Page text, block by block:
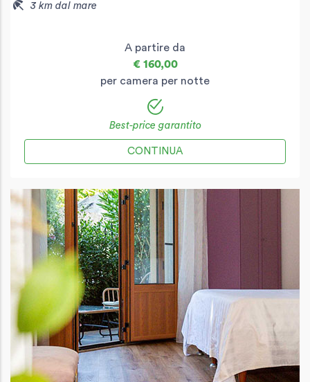
3 km dal mare
A partire da
€ 160,00
per camera per notte
Best-price garantito
CONTINUA